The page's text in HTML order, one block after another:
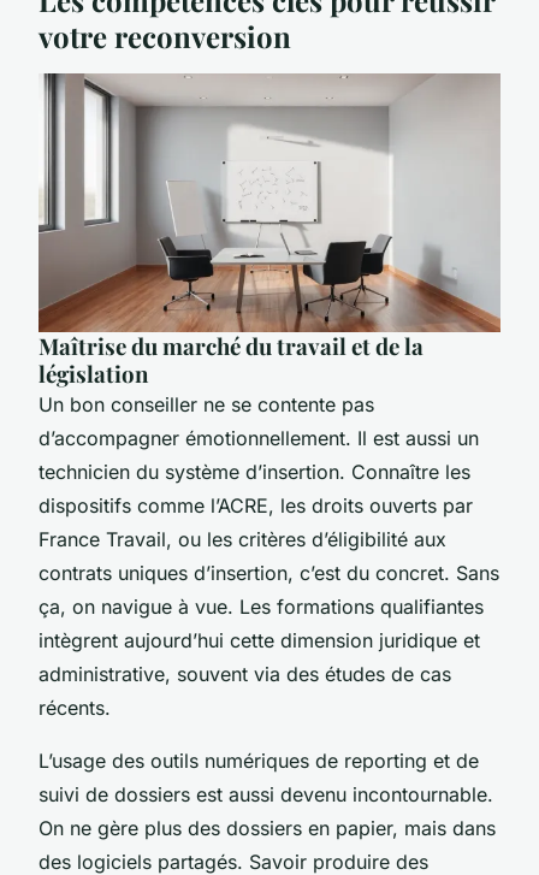
votre reconversion
Maîtrise du marché du travail et de la
législation
Un bon conseiller ne se contente pas
d’accompagner émotionnellement. Il est aussi un
technicien du système d’insertion. Connaître les
dispositifs comme l’ACRE, les droits ouverts par
France Travail, ou les critères d’éligibilité aux
contrats uniques d’insertion, c’est du concret. Sans
ça, on navigue à vue. Les formations qualifiantes
intègrent aujourd’hui cette dimension juridique et
administrative, souvent via des études de cas
récents.
L’usage des outils numériques de reporting et de
suivi de dossiers est aussi devenu incontournable.
On ne gère plus des dossiers en papier, mais dans
des logiciels partagés. Savoir produire des